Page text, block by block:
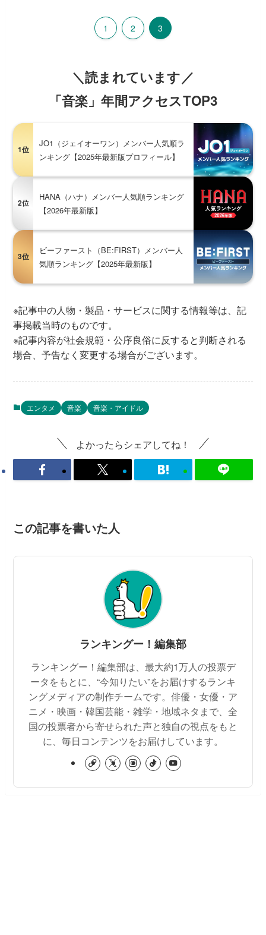
1 2 3
＼読まれています／
「音楽」年間アクセスTOP3
1位
JO1（ジェイオーワン）メンバー人気順ラ
ンキング【2025年最新版プロフィール】
2位
HANA（ハナ）メンバー人気順ランキング
【2026年最新版】
3位
ビーファースト（BE:FIRST）メンバー人
気順ランキング【2025年最新版】
※記事中の人物・製品・サービスに関する情報等は、記
事掲載当時のものです。
※記事内容が社会規範・公序良俗に反すると判断される
場合、予告なく変更する場合がございます。
エンタメ 音楽 音楽・アイドル
よかったらシェアしてね！
この記事を書いた人
ランキングー！編集部
ランキングー！編集部は、最大約1万人の投票デ
ータをもとに、“今知りたい”をお届けするランキ
ングメディアの制作チームです。俳優・女優・ア
ニメ・映画・韓国芸能・雑学・地域ネタまで、全
国の投票者から寄せられた声と独自の視点をもと
に、毎日コンテンツをお届けしています。